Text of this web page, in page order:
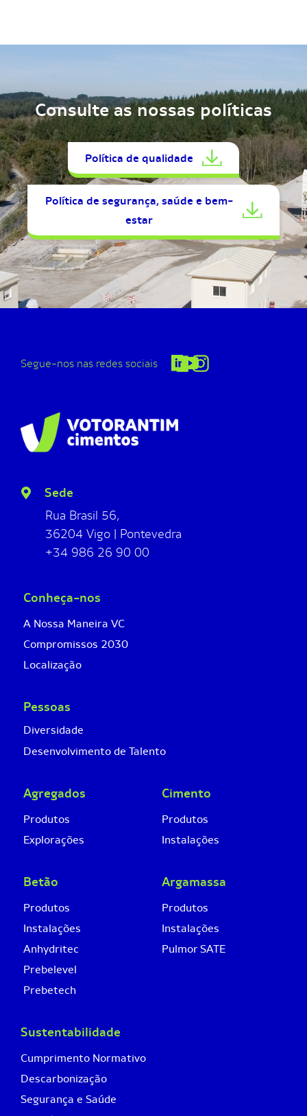
Consulte as nossas políticas
Política de qualidade
Política de segurança, saúde e bem-
estar
Segue-nos nas redes sociais
Sede
Rua Brasil 56,
36204 Vigo | Pontevedra
+34 986 26 90 00
Conheça-nos
A Nossa Maneira VC
Compromissos 2030
Localização
Pessoas
Diversidade
Desenvolvimento de Talento
Agregados
Produtos
Explorações
Betão
Produtos
Instalações
Anhydritec
Prebelevel
Prebetech
Cimento
Produtos
Instalações
Argamassa
Produtos
Instalações
Pulmor SATE
Sustentabilidade
Cumprimento Normativo
Descarbonização
Segurança e Saúde